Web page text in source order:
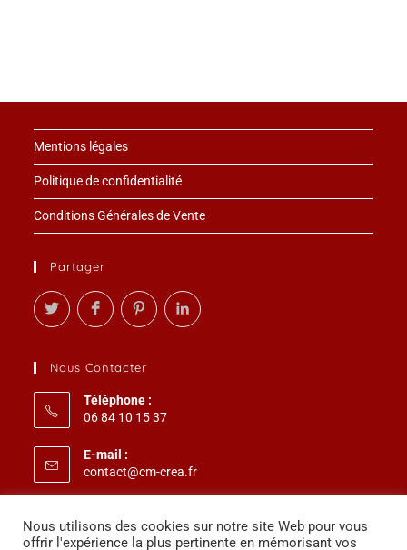
Mentions légales
Politique de confidentialité
Conditions Générales de Vente
Partager
Nous Contacter
Téléphone :
06 84 10 15 37
E-mail :
contact@cm-crea.frS’ouvre
application
Nous utilisons des cookies sur notre site Web pour vous
offrir l'expérience la plus pertinente en mémorisant vos